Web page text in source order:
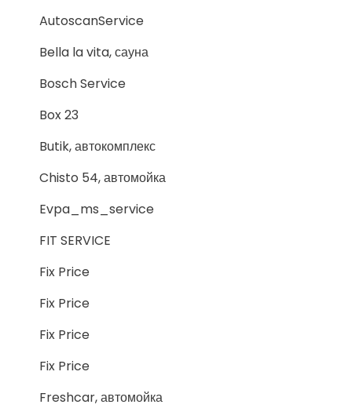
AutoscanService
Bella la vita, сауна
Bosch Service
Box 23
Butik, автокомплекс
Chisto 54, автомойка
Evpa_ms_service
FIT SERVICE
Fix Price
Fix Price
Fix Price
Fix Price
Freshcar, автомойка